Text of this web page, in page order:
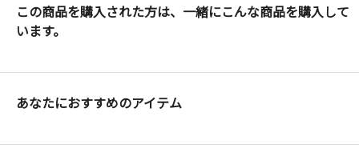
この商品を購入された方は、一緒にこんな商品を購入して
います。
あなたにおすすめのアイテム